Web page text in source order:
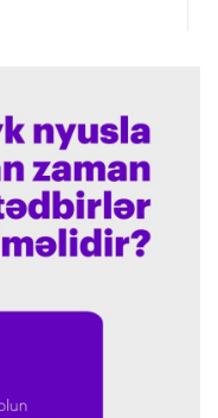
WNBA
görəndə